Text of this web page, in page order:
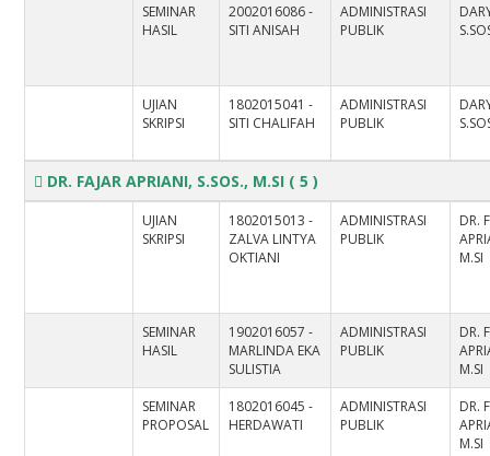
SEMINAR
HASIL
2002016086 -
SITI ANISAH
ADMINISTRASI
PUBLIK
UJIAN
SKRIPSI
1802015041 -
SITI CHALIFAH
ADMINISTRASI
PUBLIK
DR. FAJAR APRIANI, S.SOS., M.SI ( 5 )
UJIAN
SKRIPSI
1802015013 -
ZALVA LINTYA
OKTIANI
ADMINISTRASI
PUBLIK
DR.
M.SI
SEMINAR
HASIL
1902016057 -
MARLINDA EKA
SULISTIA
ADMINISTRASI
PUBLIK
DR.
M.SI
SEMINAR
PROPOSAL
1802016045 -
HERDAWATI
ADMINISTRASI
PUBLIK
DR.
M.SI